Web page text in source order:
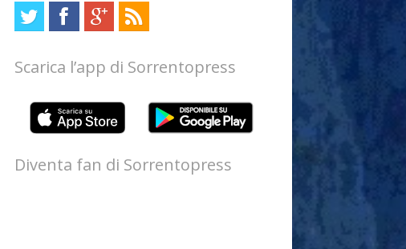
Scarica l’app di Sorrentopress
Diventa fan di Sorrentopress